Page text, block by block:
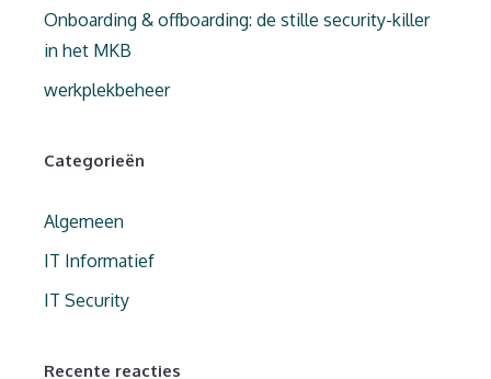
Onboarding & offboarding: de stille security-killer
in het MKB
werkplekbeheer
Categorieën
Algemeen
IT Informatief
IT Security
Recente reacties